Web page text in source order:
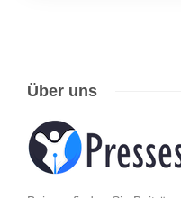
Über uns